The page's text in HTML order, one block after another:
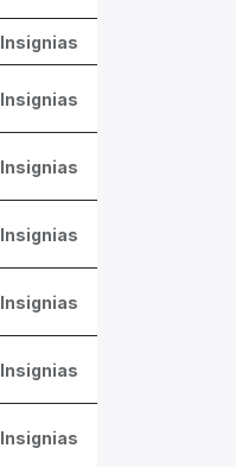
Insignias
Insignias
Insignias
Insignias
Insignias
Insignias
Insignias